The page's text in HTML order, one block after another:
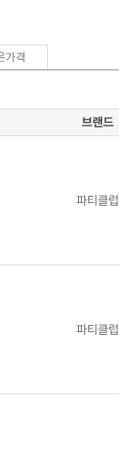
브랜드
파티클럽
파티클럽